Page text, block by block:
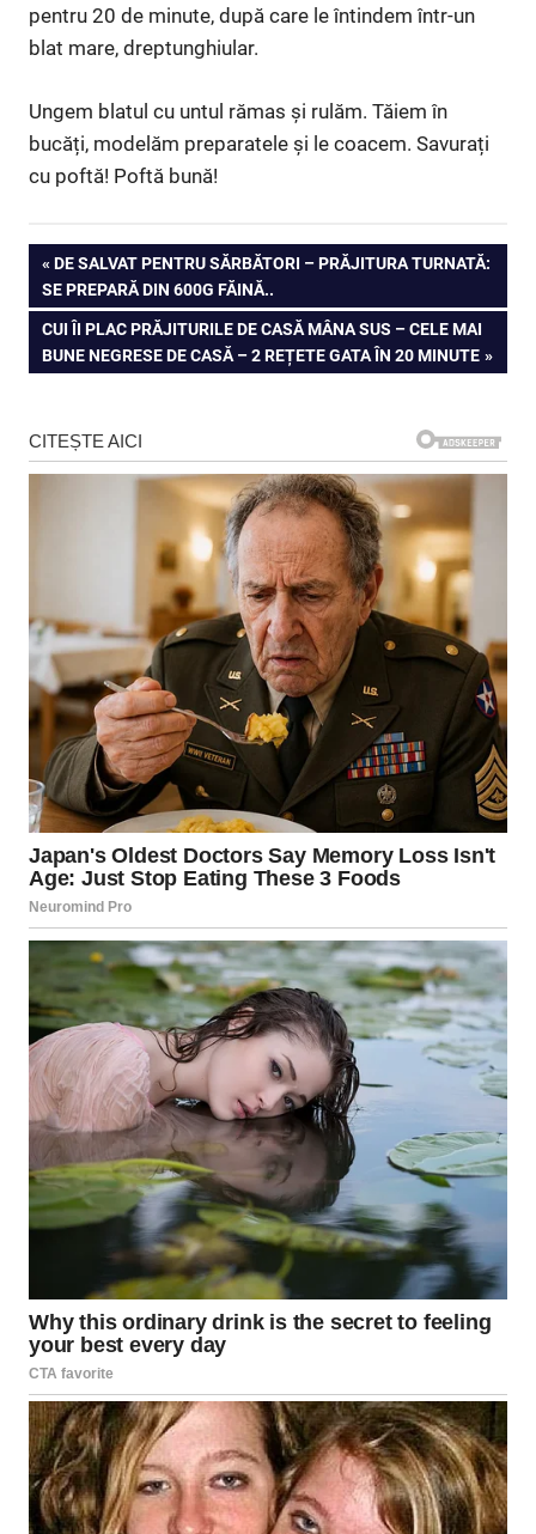
pentru 20 de minute, după care le întindem într-un
blat mare, dreptunghiular.
Ungem blatul cu untul rămas și rulăm. Tăiem în
bucăți, modelăm preparatele și le coacem. Savurați
cu poftă! Poftă bună!
Navigare
în
articole
PREVIOUS
POST:
DE SALVAT PENTRU SĂRBĂTORI – PRĂJITURA TURNATĂ:
SE PREPARĂ DIN 600G FĂINĂ..
NEXT
POST:
CUI ÎI PLAC PRĂJITURILE DE CASĂ MÂNA SUS – CELE MAI
BUNE NEGRESE DE CASĂ – 2 REȚETE GATA ÎN 20 MINUTE